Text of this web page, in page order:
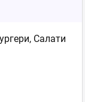
Салати